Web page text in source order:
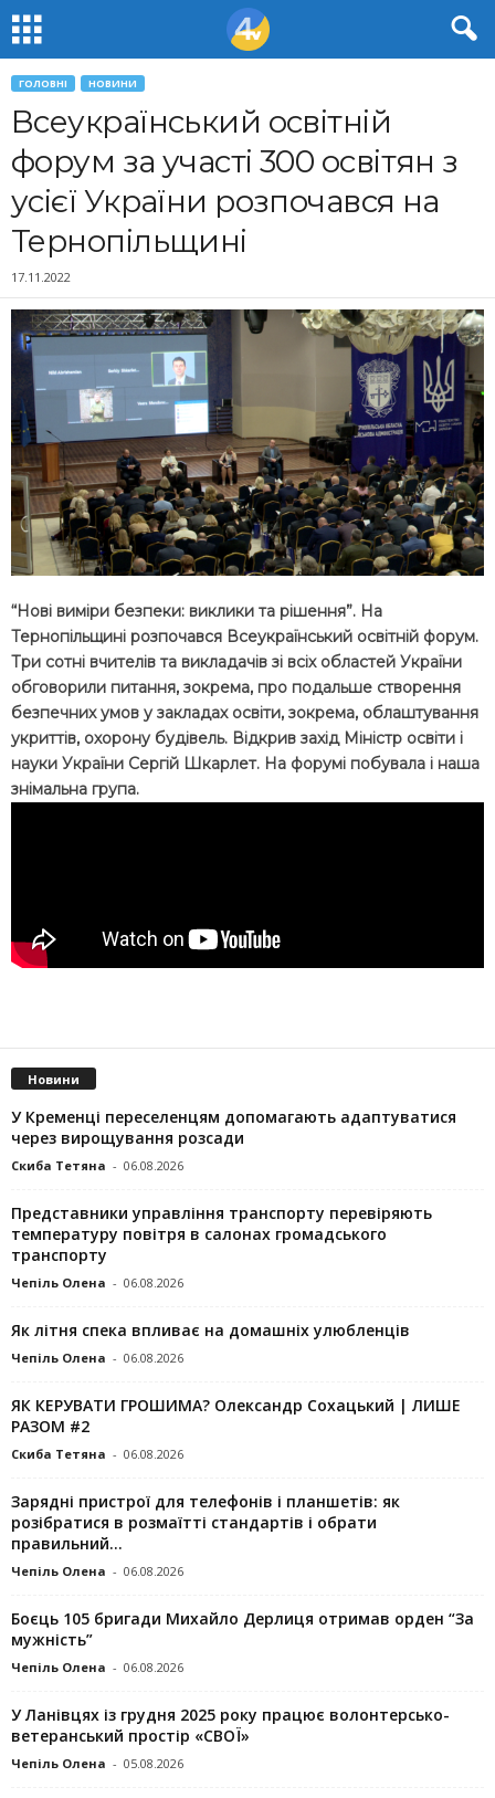
ГОЛОВНІ НОВИНИ
Всеукраїнський освітній
форум за участі 300 освітян з
усієї України розпочався на
Тернопільщині
17.11.2022
“Нові виміри безпеки: виклики та рішення”. На
Тернопільщині розпочався Всеукраїнський освітній форум.
Три сотні вчителів та викладачів зі всіх областей України
обговорили питання, зокрема, про подальше створення
безпечних умов у закладах освіти, зокрема, облаштування
укриттів, охорону будівель. Відкрив захід Міністр освіти і
науки України Сергій Шкарлет. На форумі побувала і наша
знімальна група.
Новини
У Кременці переселенцям допомагають адаптуватися
через вирощування розсади
Скиба Тетяна - 06.08.2026
Представники управління транспорту перевіряють
температуру повітря в салонах громадського
транспорту
Чепіль Олена - 06.08.2026
Як літня спека впливає на домашніх улюбленців
Чепіль Олена - 06.08.2026
ЯК КЕРУВАТИ ГРОШИМА? Олександр Сохацький | ЛИШЕ
РАЗОМ #2
Скиба Тетяна - 06.08.2026
Зарядні пристрої для телефонів і планшетів: як
розібратися в розмаїтті стандартів і обрати
правильний...
Чепіль Олена - 06.08.2026
Боєць 105 бригади Михайло Дерлиця отримав орден “За
мужність”
Чепіль Олена - 06.08.2026
У Ланівцях із грудня 2025 року працює волонтерсько-
ветеранський простір «СВОЇ»
Чепіль Олена - 05.08.2026